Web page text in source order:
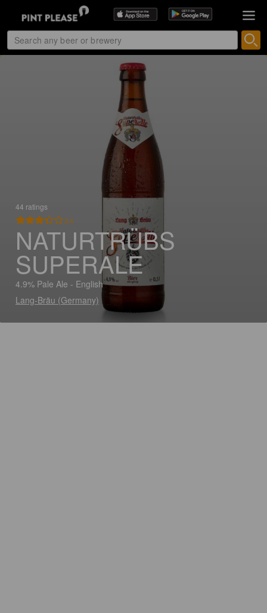
44 ratings
3.4
NATURTRÜBS
SUPERALE
4.9% Pale Ale - English
Lang-Bräu (Germany)